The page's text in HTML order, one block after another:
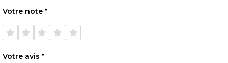
Votre note *
1 étoile
sur 5
2 étoiles
sur 5
3 étoiles
sur 5
4 étoiles
sur 5
5 étoiles
sur 5
Votre avis *